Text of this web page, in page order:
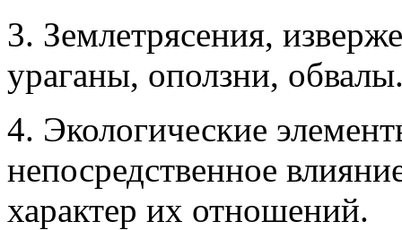
3. Землетрясения,
ураганы, оползни,
4. Экологические
непосредственное
характер их отношений.